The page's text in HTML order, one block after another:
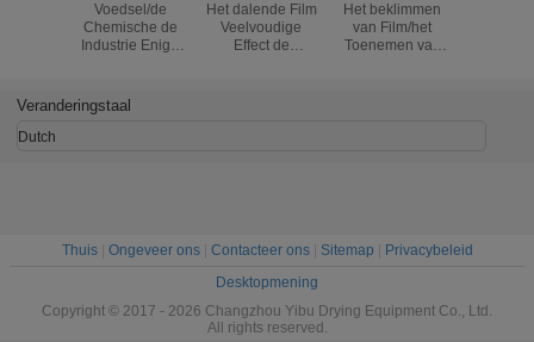
Voedsel/de
Chemische de
Industrie Enige
van de Evaporator
Lange Buis
Het dalende Film
Veelvoudige
Effect de
Het beklimmen
van Film/het
Toenemen van
Veranderingstaal
Dutch
Thuis| Ongeveer ons| Contacteer ons| Sitemap
Privacybeleid
Desktopmening
Copyright © 2017 - 2026 Changzhou Yibu Drying Equipment Co., Ltd.
All rights reserved.